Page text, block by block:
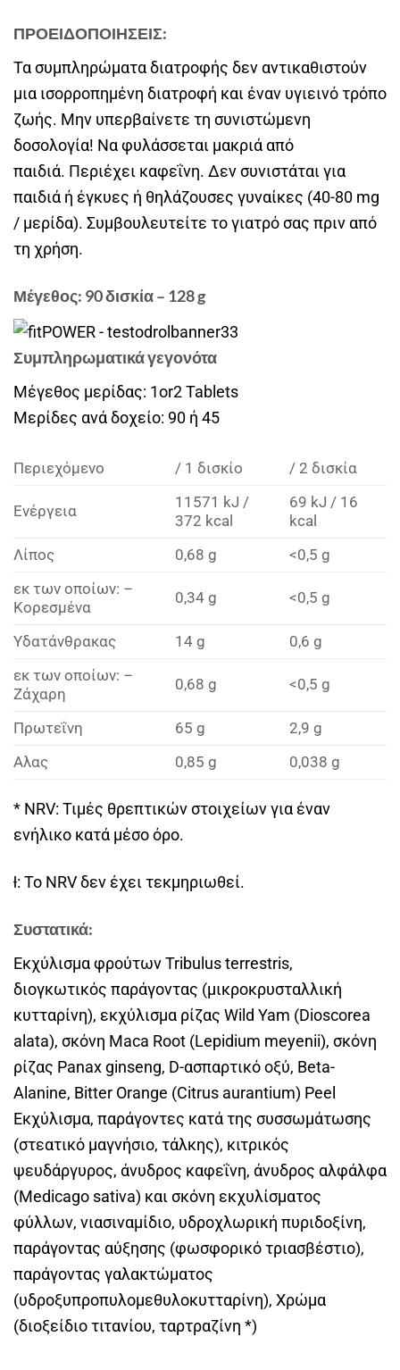
ΠΡΟΕΙΔΟΠΟΙΗΣΕΙΣ:
Τα συμπληρώματα διατροφής δεν αντικαθιστούν
μια ισορροπημένη διατροφή και έναν υγιεινό τρόπο
ζωής. Μην υπερβαίνετε τη συνιστώμενη
δοσολογία! Να φυλάσσεται μακριά από
παιδιά. Περιέχει καφεΐνη. Δεν συνιστάται για
παιδιά ή έγκυες ή θηλάζουσες γυναίκες (40-80 mg
/ μερίδα). Συμβουλευτείτε το γιατρό σας πριν από
τη χρήση.
Μέγεθος: 90 δισκία – 128 g
Συμπληρωματικά γεγονότα
Μέγεθος μερίδας: 1or2 Tablets
Μερίδες ανά δοχείο: 90 ή 45
Περιεχόμενο / 1 δισκίο / 2 δισκία
Ενέργεια
11571 kJ /
372 kcal
69 kJ / 16
kcal
Λίπος
0,68 g
<0,5 g
εκ των οποίων: –
Κορεσμένα
0,34 g <0,5 g
Υδατάνθρακας 14 g
0,6 g
εκ των οποίων: –
Ζάχαρη
0,68 g <0,5 g
Πρωτεΐνη 65 g
2,9 g
Αλας
0,85 g 0,038 g
* NRV: Τιμές θρεπτικών στοιχείων για έναν
ενήλικο κατά μέσο όρο.
ƚ: Το NRV δεν έχει τεκμηριωθεί.
Συστατικά:
Εκχύλισμα φρούτων Tribulus terrestris,
διογκωτικός παράγοντας (μικροκρυσταλλική
κυτταρίνη), εκχύλισμα ρίζας Wild Yam (Dioscorea
alata), σκόνη Maca Root (Lepidium meyenii), σκόνη
ρίζας Panax ginseng, D-ασπαρτικό οξύ, Beta-
Alanine, Bitter Orange (Citrus aurantium) Peel
Εκχύλισμα, παράγοντες κατά της συσσωμάτωσης
(στεατικό μαγνήσιο, τάλκης), κιτρικός
ψευδάργυρος, άνυδρος καφεΐνη, άνυδρος αλφάλφα
(Medicago sativa) και σκόνη εκχυλίσματος
φύλλων, νιασιναμίδιο, υδροχλωρική πυριδοξίνη,
παράγοντας αύξησης (φωσφορικό τριασβέστιο),
παράγοντας γαλακτώματος
(υδροξυπροπυλομεθυλοκυτταρίνη), Χρώμα
(διοξείδιο τιτανίου, ταρτραζίνη *)